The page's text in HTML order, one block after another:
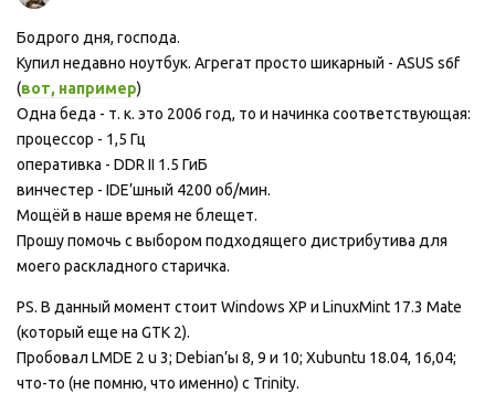
Бодрого дня, господа.
Купил недавно ноутбук. Агрегат просто шикарный - ASUS s6f
(вот, например)
Одна беда - т. к. это 2006 год, то и начинка соответствующая:
процессор - 1,5 Гц
оперативка - DDR II 1.5 ГиБ
винчестер - IDE’шный 4200 об/мин.
Мощёй в наше время не блещет.
Прошу помочь с выбором подходящего дистрибутива для
моего раскладного старичка.
PS. В данный момент стоит Windows XP и LinuxMint 17.3 Mate
(который еще на GTK 2).
Пробовал LMDE 2 u 3; Debian’ы 8, 9 и 10; Xubuntu 18.04, 16,04;
что-то (не помню, что именно) с Trinity.